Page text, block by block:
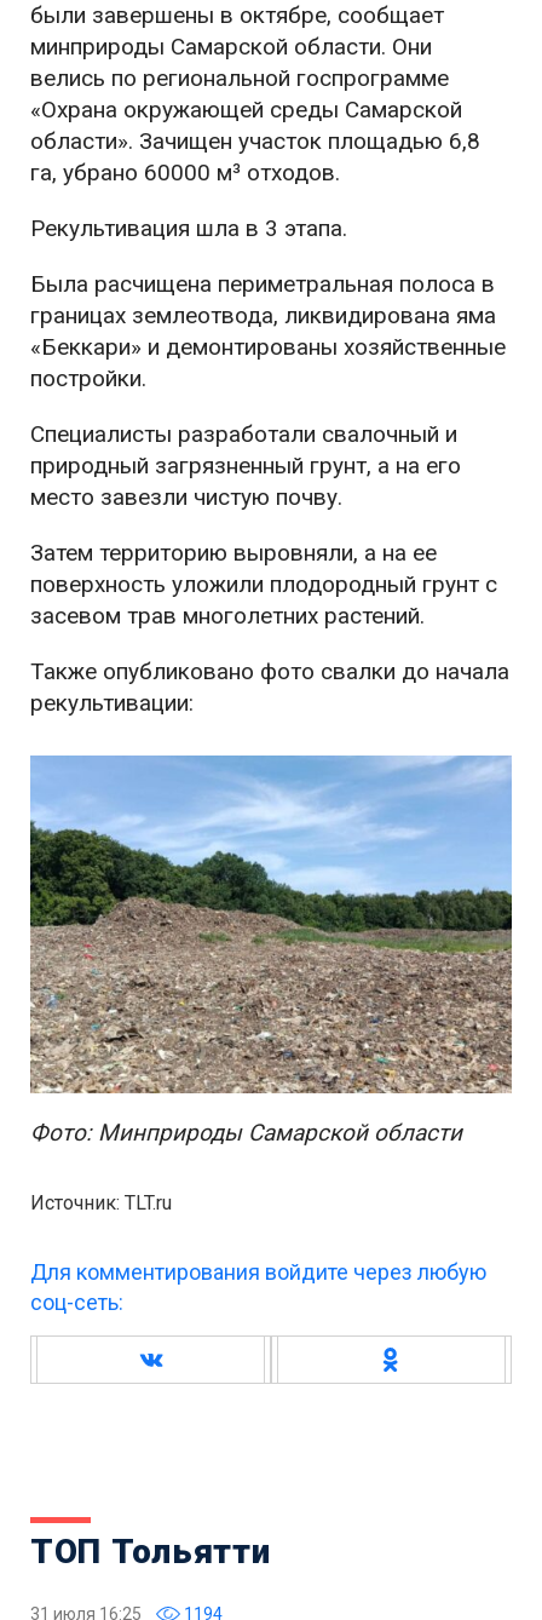
были завершены в октябре, сообщает
минприроды Самарской области. Они
велись по региональной госпрограмме
«Охрана окружающей среды Самарской
области». Зачищен участок площадью 6,8
га, убрано 60000 м³ отходов.
Рекультивация шла в 3 этапа.
Была расчищена периметральная полоса в
границах землеотвода, ликвидирована яма
«Беккари» и демонтированы хозяйственные
постройки.
Специалисты разработали свалочный и
природный загрязненный грунт, а на его
место завезли чистую почву.
Затем территорию выровняли, а на ее
поверхность уложили плодородный грунт с
засевом трав многолетних растений.
Также опубликовано фото свалки до начала
рекультивации:
Фото: Минприроды Самарской области
Источник: TLT.ru
Для комментирования войдите через любую
соц-сеть:
ТОП Тольятти
31 июля 16:25 1194